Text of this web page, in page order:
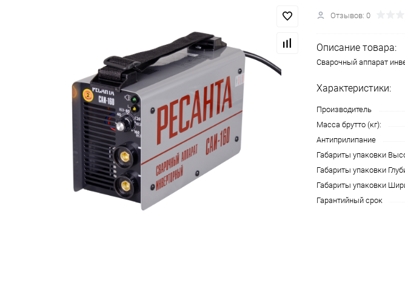
Отзывов: 0
Описание товара:
Сварочный аппарат
Характеристики:
Производитель
Масса брутто (кг):
Антиприлипание
Габариты упаковки
Габариты упаковки
Габариты упаковки
Гарантийный срок